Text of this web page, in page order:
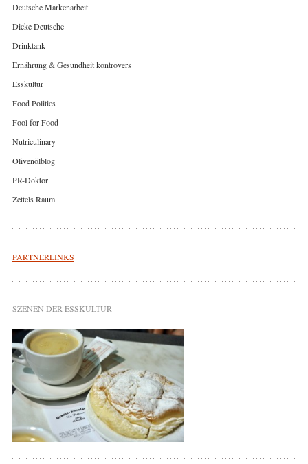
Deutsche Markenarbeit
Dicke Deutsche
Drinktank
Ernährung & Gesundheit kontrovers
Esskultur
Food Politics
Fool for Food
Nutriculinary
Olivenölblog
PR-Doktor
Zettels Raum
PARTNERLINKS
SZENEN DER ESSKULTUR